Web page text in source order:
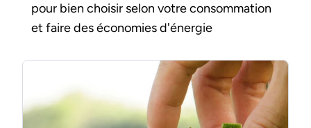
pour bien choisir selon votre consommation
et faire des économies d'énergie